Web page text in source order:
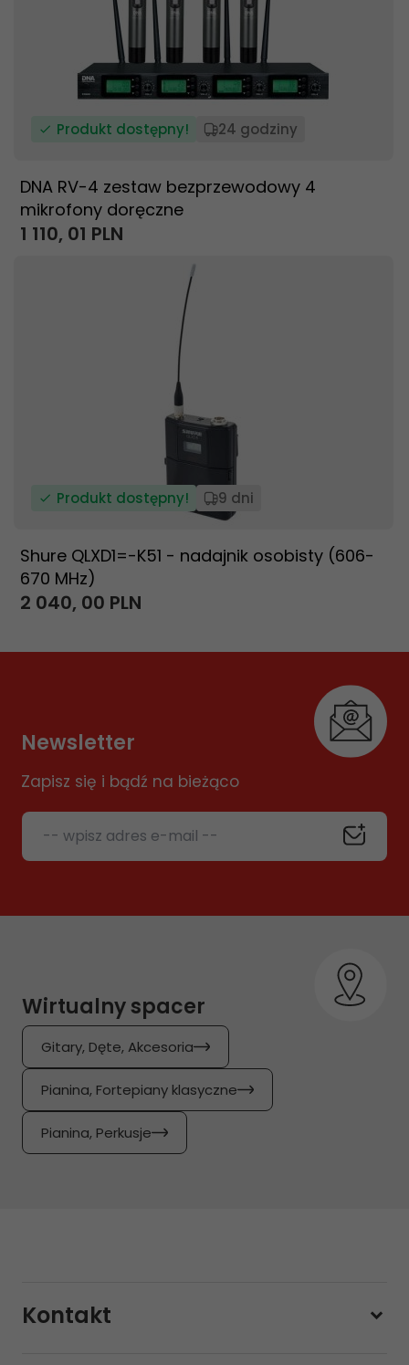
Produkt dostępny! 24 godziny
DNA RV-4 zestaw bezprzewodowy 4
mikrofony doręczne
1 110, 01 PLN
Produkt dostępny! 9 dni
Shure QLXD1=-K51 - nadajnik osobisty (606-
670 MHz)
2 040, 00 PLN
Newsletter
Zapisz się i bądź na bieżąco
-- wpisz adres e-mail --
Wirtualny spacer
Gitary, Dęte, Akcesoria
Pianina, Fortepiany klasyczne
Pianina, Perkusje
Kontakt